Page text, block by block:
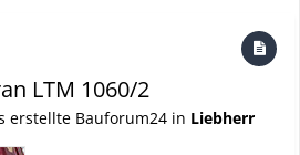
LTM 1060/2
erstellte Bauforum24 in Liebherr